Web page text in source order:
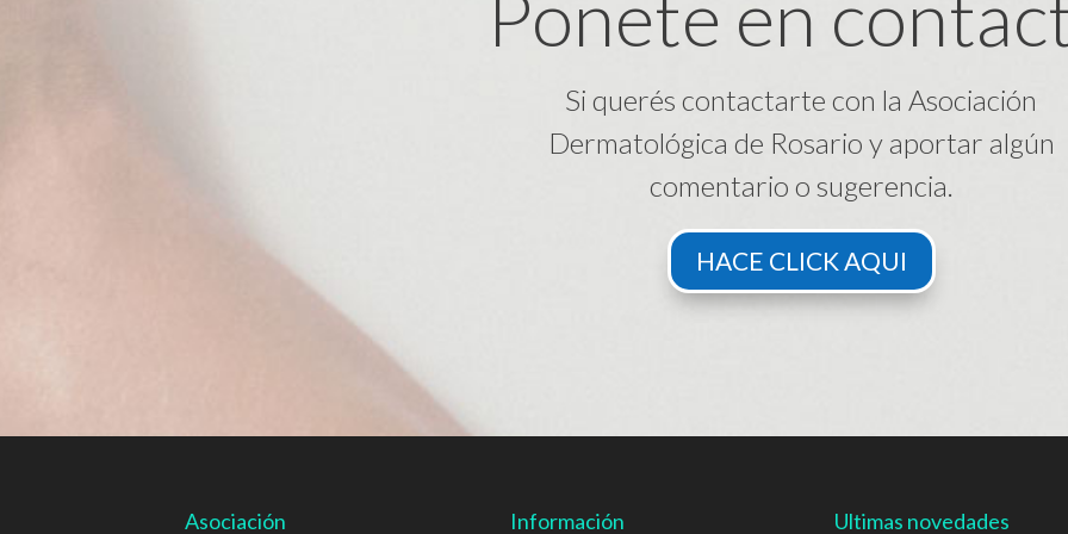
Si querés contactarte con la Asociación
Dermatológica de Rosario y aportar algún
comentario o sugerencia.
HACE CLICK AQUI
Asociación Información Ultimas novedades